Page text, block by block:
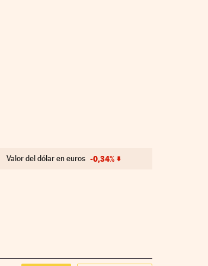
Valor del dólar en euros -0,34%